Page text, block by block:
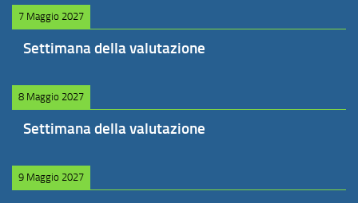
7 Maggio 2027
Settimana della valutazione
8 Maggio 2027
Settimana della valutazione
9 Maggio 2027